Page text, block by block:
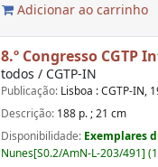
Adicionar ao carrinho
8.º Congresso
todos / CGTP-IN
Publicação: Lisboa : CGTP-IN,
Descrição: 188 p. ; 21 cm
Disponibilidade: Exemplares
Nunes[S0.2/AmN-L-203/491]